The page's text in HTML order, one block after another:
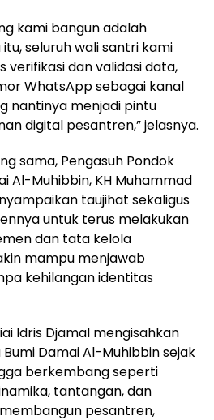
kami bangun adalah
seluruh wali santri kami
verifikasi dan validasi data,
WhatsApp sebagai kanal
nantinya menjadi pintu
digital pesantren,” jelasnya.
sama, Pengasuh Pondok
Al-Muhibbin, KH Muhammad
taujihat sekaligus
untuk terus melakukan
dan tata kelola
mampu menjawab
kehilangan identitas
Idris Djamal mengisahkan
Damai Al-Muhibbin sejak
berkembang seperti
tantangan, dan
pesantren,